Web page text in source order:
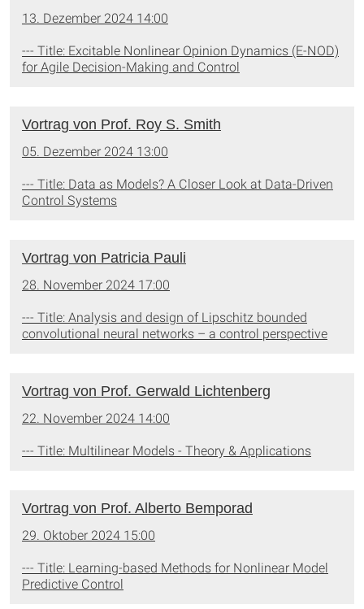
13. Dezember 2024 14:00
--- Title: Excitable Nonlinear Opinion Dynamics (E-NOD)
for Agile Decision-Making and Control
Vortrag von Prof. Roy S. Smith
05. Dezember 2024 13:00
--- Title: Data as Models? A Closer Look at Data-Driven
Control Systems
Vortrag von Patricia Pauli
28. November 2024 17:00
--- Title: Analysis and design of Lipschitz bounded
convolutional neural networks – a control perspective
Vortrag von Prof. Gerwald Lichtenberg
22. November 2024 14:00
--- Title: Multilinear Models - Theory & Applications
Vortrag von Prof. Alberto Bemporad
29. Oktober 2024 15:00
--- Title: Learning-based Methods for Nonlinear Model
Predictive Control